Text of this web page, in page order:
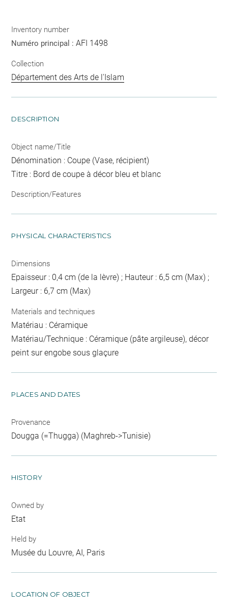
Inventory number
Numéro principal :AFI 1498
Collection
Département des Arts de l'Islam
DESCRIPTION
Object name/Title
Dénomination : Coupe (Vase, récipient)
Titre : Bord de coupe à décor bleu et blanc
Description/Features
PHYSICAL CHARACTERISTICS
Dimensions
Epaisseur : 0,4 cm (de la lèvre) ; Hauteur : 6,5 cm (Max) ;
Largeur : 6,7 cm (Max)
Materials and techniques
Matériau : Céramique
Matériau/Technique : Céramique (pâte argileuse), décor
peint sur engobe sous glaçure
PLACES AND DATES
Provenance
Dougga (=Thugga) (Maghreb->Tunisie)
HISTORY
Owned by
Etat
Held by
Musée du Louvre, AI, Paris
LOCATION OF OBJECT